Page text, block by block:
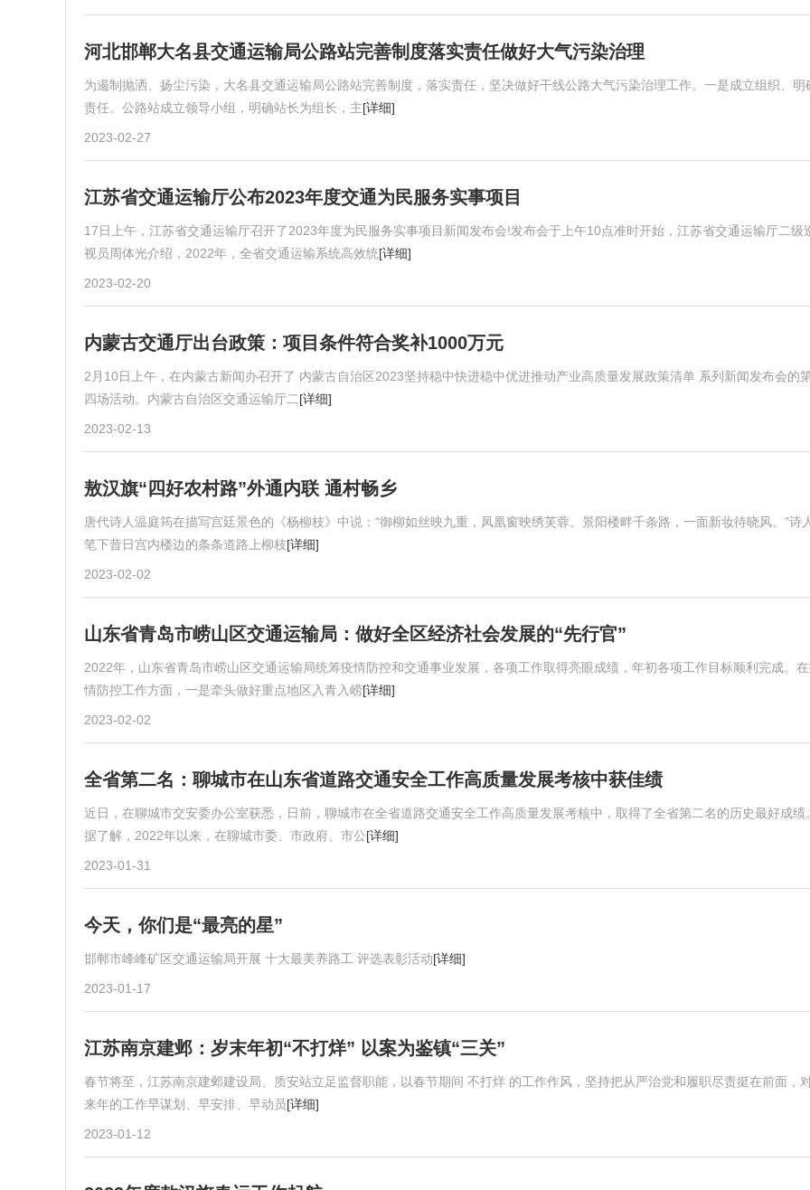
河北邯郸大名县交通运输局公路站完善制度落实责任做好大气污染治理
为遏制抛洒、扬尘污染，大名县交通运输局公路站完善制度，落实责任，坚决做好干线公路大气污染治理工作。一是成立组织、明
责任。公路站成立领导小组，明确站长为组长，主[详细]
2023-02-27
江苏省交通运输厅公布2023年度交通为民服务实事项目
17日上午，江苏省交通运输厅召开了2023年度为民服务实事项目新闻发布会!发布会于上午10点准时开始，江苏省交通运输厅二级
视员周体光介绍，2022年，全省交通运输系统高效统[详细]
2023-02-20
内蒙古交通厅出台政策：项目条件符合奖补1000万元
2月10日上午，在内蒙古新闻办召开了 内蒙古自治区2023坚持稳中快进稳中优进推动产业高质量发展政策清单 系列新闻发布会的
四场活动。内蒙古自治区交通运输厅二[详细]
2023-02-13
敖汉旗“四好农村路”外通内联 通村畅乡
唐代诗人温庭筠在描写宫廷景色的《杨柳枝》中说：“御柳如丝映九重，凤凰窗映绣芙蓉。景阳楼畔千条路，一面新妆待晓风。”诗
笔下昔日宫内楼边的条条道路上柳枝[详细]
2023-02-02
山东省青岛市崂山区交通运输局：做好全区经济社会发展的“先行官”
2022年，山东省青岛市崂山区交通运输局统筹疫情防控和交通事业发展，各项工作取得亮眼成绩，年初各项工作目标顺利完成。
情防控工作方面，一是牵头做好重点地区入青入崂[详细]
2023-02-02
全省第二名：聊城市在山东省道路交通安全工作高质量发展考核中获佳绩
近日，在聊城市交安委办公室获悉，日前，聊城市在全省道路交通安全工作高质量发展考核中，取得了全省第二名的历史最好成绩
据了解，2022年以来，在聊城市委、市政府、市公[详细]
2023-01-31
今天，你们是“最亮的星”
邯郸市峰峰矿区交通运输局开展 十大最美养路工 评选表彰活动[详细]
2023-01-17
江苏南京建邺：岁末年初“不打烊” 以案为鉴镇“三关”
春节将至，江苏南京建邺建设局、质安站立足监督职能，以春节期间 不打烊 的工作作风，坚持把从严治党和履职尽责挺在前面，
来年的工作早谋划、早安排、早动员[详细]
2023-01-12